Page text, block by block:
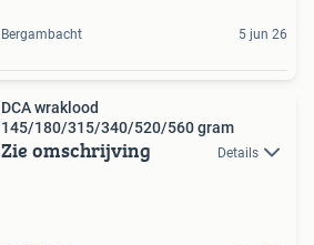
Bergambacht 5 jun 26
DCA wraklood
145/180/315/340/520/560 gram
Zie omschrijving Details